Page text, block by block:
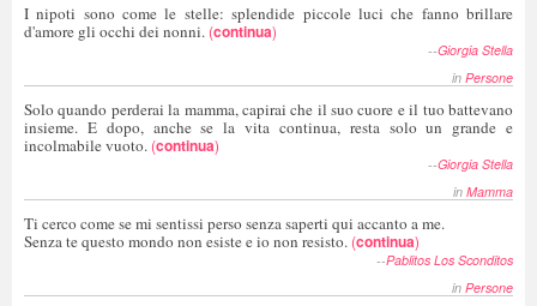
I nipoti sono come le stelle: splendide piccole luci che fanno brillare
d'amore gli occhi dei nonni. (continua)
--Giorgia Stella
in Persone
Solo quando perderai la mamma, capirai che il suo cuore e il tuo battevano
insieme. E dopo, anche se la vita continua, resta solo un grande e
incolmabile vuoto. (continua)
--Giorgia Stella
in Mamma
Ti cerco come se mi sentissi perso senza saperti qui accanto a me.
Senza te questo mondo non esiste e io non resisto. (continua)
--Pablitos Los Sconditos
in Persone